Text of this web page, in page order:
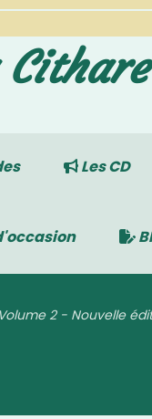
Les CD
2 - Nouvelle